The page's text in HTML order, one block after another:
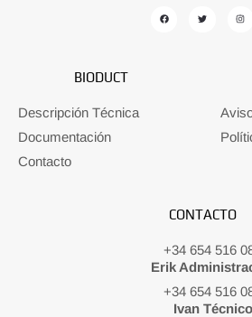
BIODUCT
Descripción Técnica
Documentación
Contacto
CONTACTO
+34 654 516
Erik
+34 654 516
Ivan Técnico